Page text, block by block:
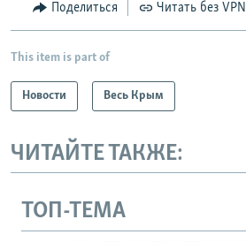
Поделиться Читать без VPN
This item is part of
Новости Весь Крым
ЧИТАЙТЕ ТАКЖЕ:
ТОП-ТЕМА